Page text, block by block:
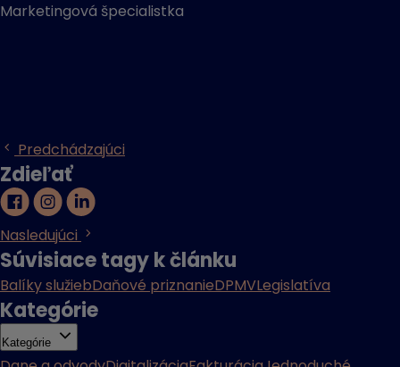
Marketingová špecialistka
Predchádzajúci
Zdieľať
Nasledujúci
Súvisiace tagy k článku
Balíky služiebDaňové priznanieDPMVLegislatíva
Kategórie
Kategórie